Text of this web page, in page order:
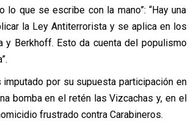
lo que se escribe con la mano”: “Hay una
la Ley Antiterrorista y se aplica en los
y Berkhoff. Esto da cuenta del populismo
por su supuesta participación en
bomba en el retén las Vizcachas y, en el
frustrado contra Carabineros.